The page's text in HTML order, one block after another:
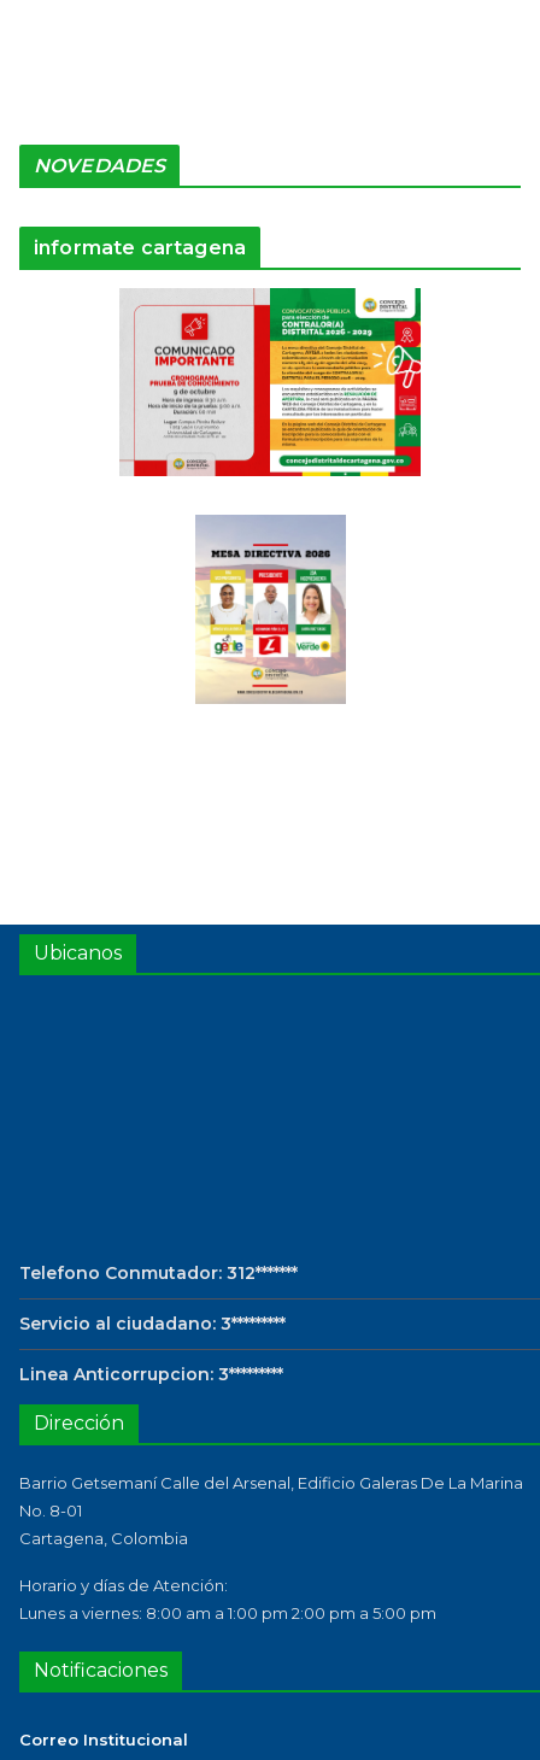
NOVEDADES
informate cartagena
Ubicanos
Telefono Conmutador: 312*******
Servicio al ciudadano: 3*********
Linea Anticorrupcion: 3*********
Dirección
Barrio Getsemaní Calle del Arsenal, Edificio Galeras De La Marina
No. 8-01
Cartagena, Colombia
Horario y días de Atención:
Lunes a viernes: 8:00 am a 1:00 pm 2:00 pm a 5:00 pm
Notificaciones
Correo Institucional